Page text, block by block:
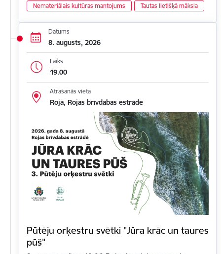
Nemateriālais kultūras mantojums Tautas lietišķā māksla
Datums
8. augusts, 2026
Laiks
19.00
Atrašanās vieta
Roja, Rojas brīvdabas estrāde
Pūtēju orķestru svētki "Jūra krāc un taures
pūš"